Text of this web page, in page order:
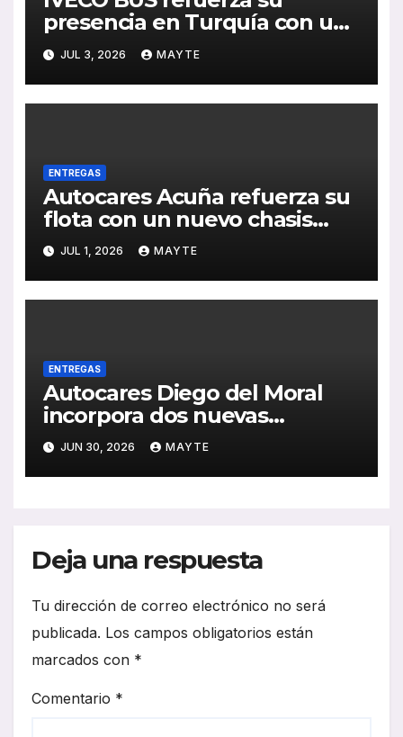
presencia en Turquía con un
pedido de 20 autobuses
articulados STREETWAY
JUL 3, 2026 MAYTE
ENTREGAS
Autocares Acuña refuerza su
flota con un nuevo chasis
Mercedes-Benz de última
generación
JUL 1, 2026 MAYTE
ENTREGAS
Autocares Diego del Moral
incorpora dos nuevas
unidades King Long C10 Hi-
Tech para reforzar su flota
JUN 30, 2026 MAYTE
Deja una respuesta
Tu dirección de correo electrónico no será
publicada. Los campos obligatorios están
marcados con *
Comentario *